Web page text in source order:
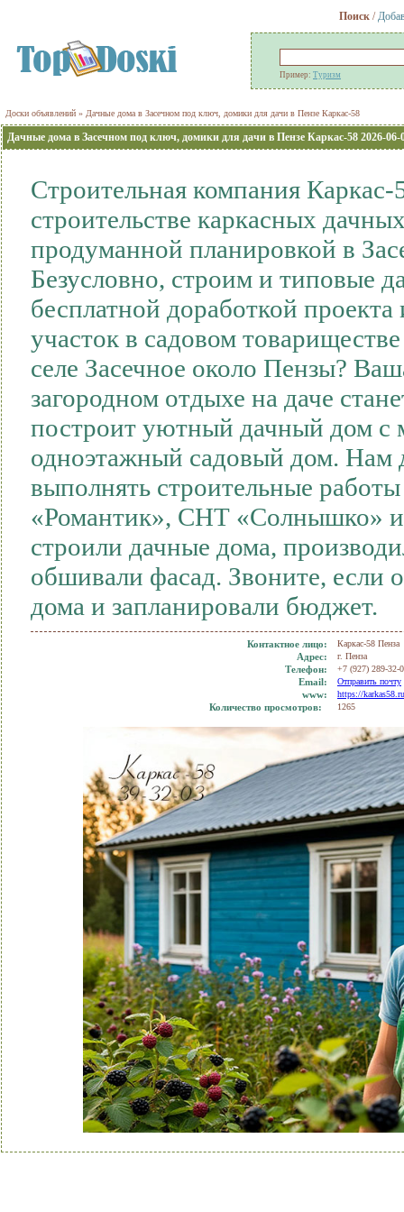
Поиск/
Пример: Туризм
Доски объявлений » Дачные дома в Засечном под ключ, домики для дачи в Пензе Каркас-58
Дачные дома в Засечном под ключ, домики для дачи в Пензе Каркас-58 2026-06-
Строительная компания Каркас-
строительстве каркасных
продуманной планировкой в
Безусловно, строим и типовые
бесплатной доработкой
участок в садовом
селе Засечное около Пензы?
загородном отдыхе на даче
построит уютный дачный дом с
одноэтажный садовый дом. Нам
выполнять строительные
«Романтик», СНТ «Солнышко»
строили дачные дома,
обшивали фасад. Звоните, если
дома и запланировали бюджет.
Контактное лицо: Каркас-58 Пенза
Адрес: г. Пенза
Телефон: +7 (927) 289-32-
Еmail: Отправить почту
www: https://
Количество просмотров: 1265